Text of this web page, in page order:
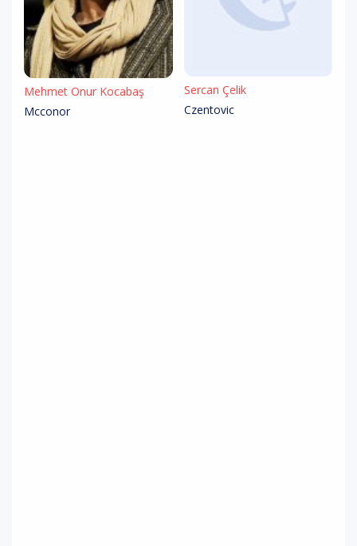
Mehmet Onur Kocabaş
Mcconor
Sercan Çelik
Czentovic